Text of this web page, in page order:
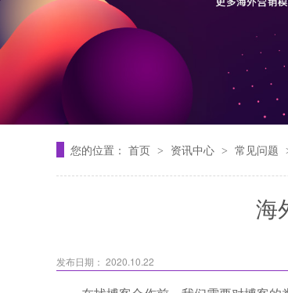
您的位置： 首页 > 资讯中心 > 常见问题
海
发布日期： 2020.10.22